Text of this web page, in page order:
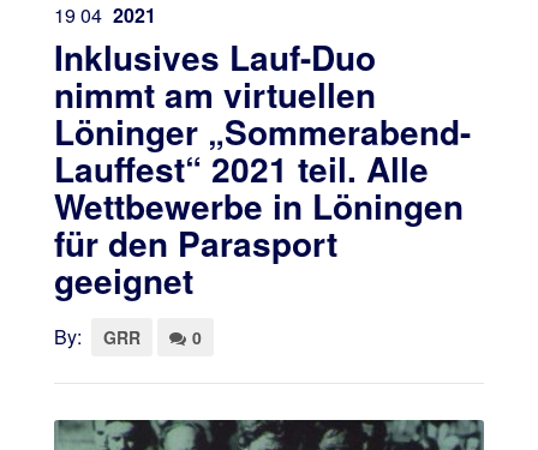
1904 2021
Inklusives Lauf-Duo
nimmt am virtuellen
Löninger „Sommerabend-
Lauffest“ 2021 teil. Alle
Wettbewerbe in Löningen
für den Parasport
geeignet
By: GRR 0